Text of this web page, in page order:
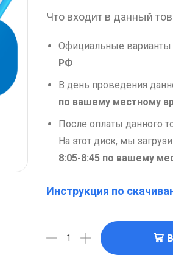
Что входит в данный
Официальные варианты
РФ
В день проведения
по вашему местному
После оплаты данного
На этот диск, мы
8:05-8:45 по вашему
Инструкция по